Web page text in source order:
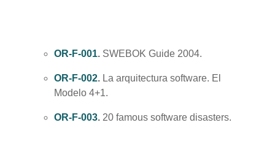
OR-F-001. SWEBOK Guide 2004.
OR-F-002. La arquitectura software. El
Modelo 4+1.
OR-F-003. 20 famous software disasters.